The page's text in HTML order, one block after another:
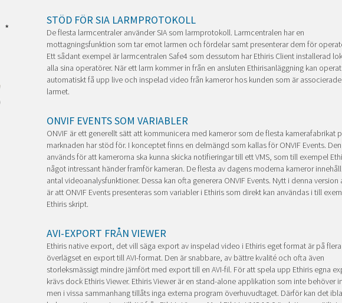
*
STÖD FÖR SIA LARMPROTOKOLL
De flesta larmcentraler använder SIA som larmprotokoll. Larmcentralen har en
mottagningsfunktion som tar emot larmen och fördelar samt presenterar dem för
Ett sådant exempel är larmcentralen Safe4 som dessutom har Ethiris Client installerad
alla sina operatörer. När ett larm kommer in från en ansluten Ethirisanläggning kan
automatiskt få upp live och inspelad video från kameror hos kunden som är
larmet.
ONVIF EVENTS SOM VARIABLER
ONVIF är ett generellt sätt att kommunicera med kameror som de flesta kamerafabrikat
marknaden har stöd för. I konceptet finns en delmängd som kallas för ONVIF Events.
används för att kamerorna ska kunna skicka notifieringar till ett VMS, som till exempel
något intressant händer framför kameran. De flesta av dagens moderna kameror
antal videoanalysfunktioner. Dessa kan ofta generera ONVIF Events. Nytt i denna version
är att ONVIF Events presenteras som variabler i Ethiris som direkt kan användas i till
Ethiris skript.
AVI-EXPORT FRÅN VIEWER
Ethiris native export, det vill säga export av inspelad video i Ethiris eget format är på
överlägset en export till AVI-format. Den är snabbare, av bättre kvalité och ofta även
storleksmässigt mindre jämfört med export till en AVI-fil. För att spela upp Ethiris egna
krävs dock Ethiris Viewer. Ethiris Viewer är en stand-alone applikation som inte behöver
men i vissa sammanhang tillåts inga externa program överhuvudtaget. Därför kan det